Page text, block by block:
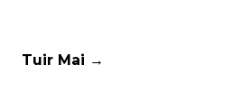
Tuir Mai →